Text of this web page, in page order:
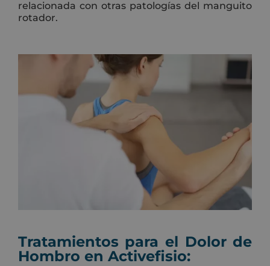
relacionada con otras patologías del manguito
rotador.
Tratamientos para el Dolor de
Hombro en Activefisio: